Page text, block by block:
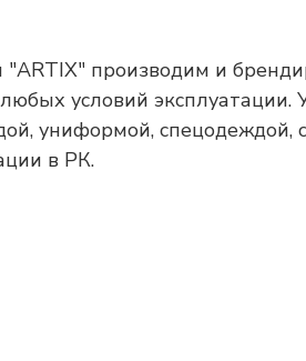
производим и
условий
униформой, спецодеждой,
в РК.